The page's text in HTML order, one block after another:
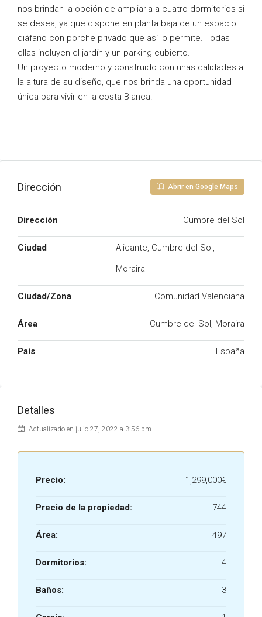
nos brindan la opción de ampliarla a cuatro dormitorios si
se desea, ya que dispone en planta baja de un espacio
diáfano con porche privado que así lo permite. Todas
ellas incluyen el jardín y un parking cubierto.
Un proyecto moderno y construido con unas calidades a
la altura de su diseño, que nos brinda una oportunidad
única para vivir en la costa Blanca.
Dirección Abrir en Google Maps
Dirección Cumbre del Sol
Ciudad
Alicante, Cumbre del Sol,
Moraira
Ciudad/Zona Comunidad Valenciana
Área Cumbre del Sol, Moraira
País España
Detalles
Actualizado en julio 27, 2022 a 3:56 pm
Precio: 1,299,000€
Precio de la propiedad: 744
Área: 497
Dormitorios: 4
Baños: 3